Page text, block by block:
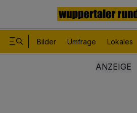
Bilder Umfrage Lokales